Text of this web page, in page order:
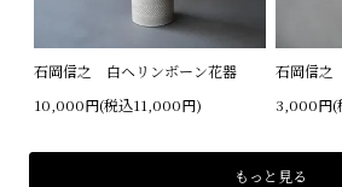
石岡信之 白ヘリンボーン花器
10,000円(税込11,000円)
石岡信之
3,000円(
もっと見る